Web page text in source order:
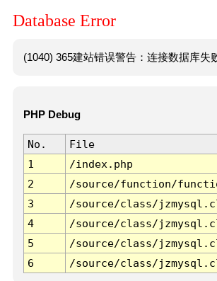
Database Error
(1040) 365建站错误警告：连接数据库失
PHP Debug
No. File
1
/index.php
2
/source/function/
3
/source/class/
4
/source/class/
5
/source/class/
6
/source/class/